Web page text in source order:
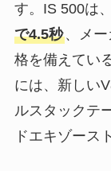
す。IS 500は、
で4.5秒、メー
格を備えてい
には、新しい
ルスタックテ
ドエキゾース